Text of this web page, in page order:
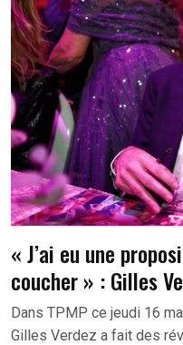
« J’ai eu une
coucher » : Gilles
Dans TPMP ce jeudi 16
Gilles Verdez a fait des